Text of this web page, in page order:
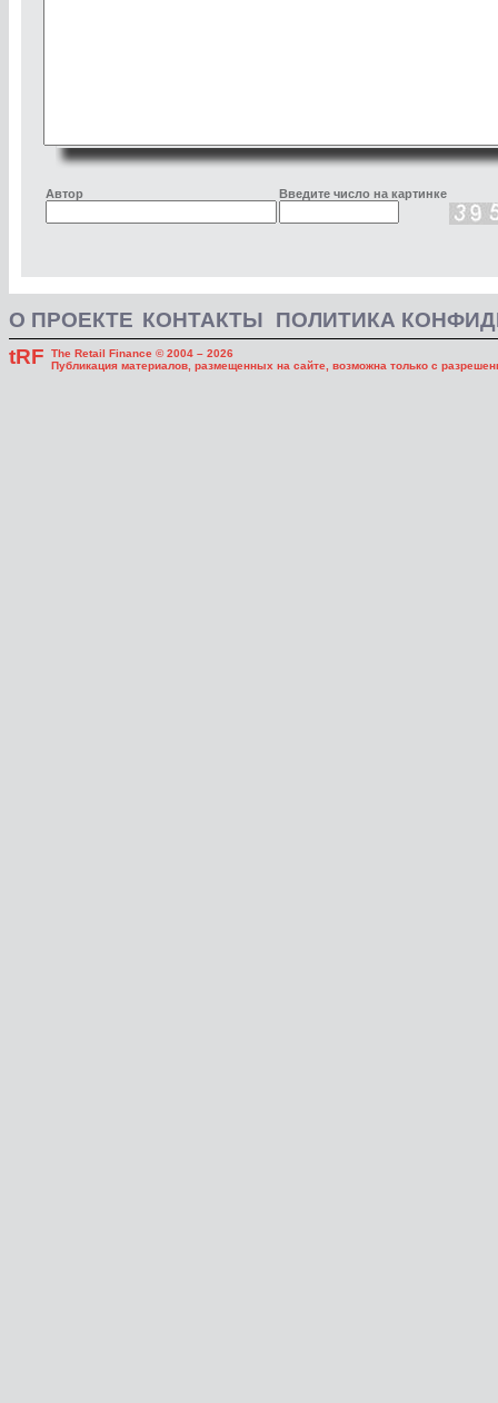
Автор Введите число на картинке
О ПРОЕКТЕ КОНТАКТЫ ПОЛИТИКА
The Retail Finance © 2004 – 2026
Публикация материалов, размещенных на сайте, возможна только с
tRF